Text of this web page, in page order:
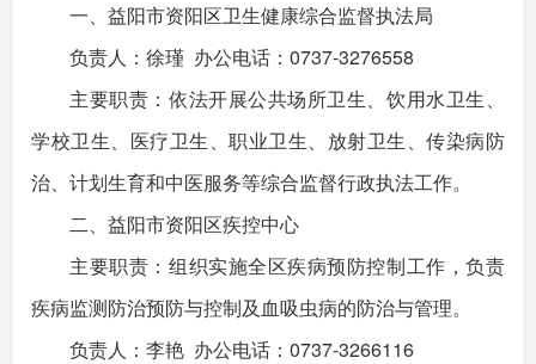
一、益阳市资阳区卫生健康综合监督执法局
负责人：徐瑾 办公电话：0737-3276558
主要职责：依法开展公共场所卫生、饮用水卫生、
学校卫生、医疗卫生、职业卫生、放射卫生、传染病防
治、计划生育和中医服务等综合监督行政执法工作。
二、益阳市资阳区疾控中心
主要职责：组织实施全区疾病预防控制工作，负责
疾病监测防治预防与控制及血吸虫病的防治与管理。
负责人：李艳 办公电话：0737-3266116